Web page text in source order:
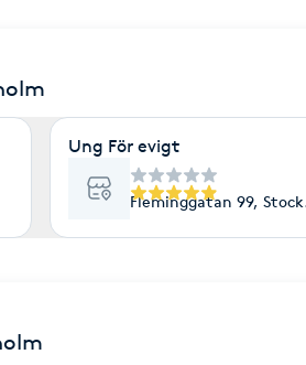
Ung För evigt
Fleminggatan 99,